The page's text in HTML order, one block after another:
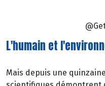
L'humain et
Mais depuis une